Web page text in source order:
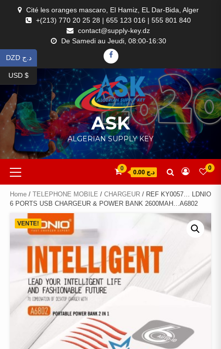
Cité les oranges mascaro, El Hamiz, EL Dar-Bida, Alger
+(213) 770 20 25 28 | 655 123 016 | 555 801 840
contact@supply-key.dz
De Samedi au Jeudi, 08:00-16:30
FACEBOOK
ASK
ALGERIAN SUPPLY KEY
Primary
Menu
0
د.ج 0.00
0
Home / TELEPHONE MOBILE / CHARGEUR / REF KY0057… LDNIO
6 PORTS USB CHARGEUR & POWER BANK 2600MAH…A6802
VENTE!
DZD د.ج
USD $